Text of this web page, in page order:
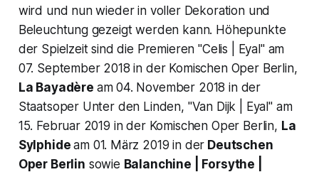
wird und nun wieder in voller Dekoration und
Beleuchtung gezeigt werden kann. Höhepunkte
der Spielzeit sind die Premieren "Celis | Eyal" am
07. September 2018 in der Komischen Oper Berlin,
La Bayadère am 04. November 2018 in der
Staatsoper Unter den Linden, "Van Dijk | Eyal" am
15. Februar 2019 in der Komischen Oper Berlin, La
Sylphide am 01. März 2019 in der Deutschen
Oper Berlin sowie Balanchine | Forsythe |